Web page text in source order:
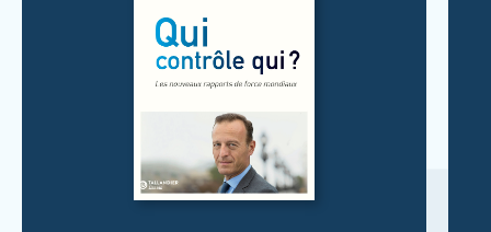
nœuds géostratégiques d'un monde hors de
(Tallandier, 2024) ;Les ambitions
inavouées. Ce que préparent les grandes
(Tallandier, 2023) ;
L'Affolement du monde
(Tallandier, 2019).